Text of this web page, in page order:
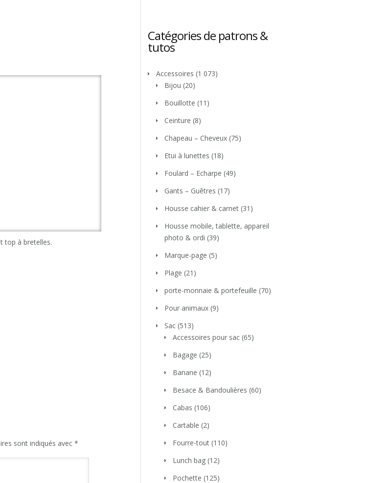
top à bretelles.
sont indiqués avec *
Catégories de patrons &
tutos
Accessoires (1 073)
Bijou (20)
Bouillotte (11)
Ceinture (8)
Chapeau – Cheveux (75)
Etui à lunettes (18)
Foulard – Echarpe (49)
Gants – Guêtres (17)
Housse cahier & carnet (31)
Housse mobile, tablette, appareil
photo & ordi (39)
Marque-page (5)
Plage (21)
porte-monnaie & portefeuille (70)
Pour animaux (9)
Sac (513)
Accessoires pour sac (65)
Bagage (25)
Banane (12)
Besace & Bandoulières (60)
Cabas (106)
Cartable (2)
Fourre-tout (110)
Lunch bag (12)
Pochette (125)